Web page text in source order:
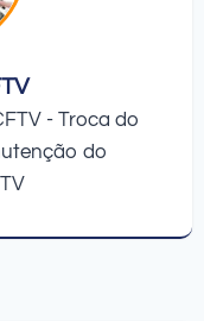
- Troca do
do